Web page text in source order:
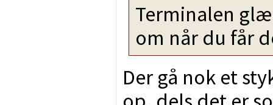
Terminalen
om når du får
Der gå nok et